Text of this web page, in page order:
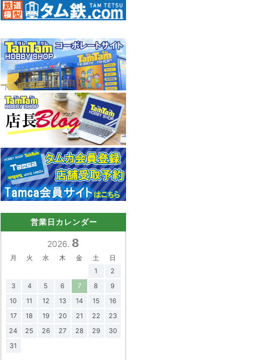
営業日カレンダー
2026. 8
月 火 水 木 金 土
日
1
2
3
4 5 6 7 8
9
10
11 12 13 14 15
16
17
18 19 20 21 22
23
24
25 26 27 28 29
30
31